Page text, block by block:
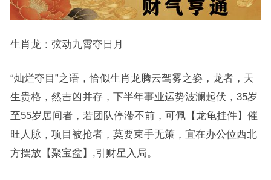
生肖龙：弦动九霄夺日月
“灿烂夺目”之语，恰似生肖龙腾云驾雾之姿，龙者，天
生贵格，然吉凶并存，下半年事业运势波澜起伏，35岁
至55岁居间者，若团队停滞不前，可佩【龙龟挂件】催
旺人脉，项目被抢者，莫要束手无策，宜在办公位西北
方摆放【聚宝盆】,引财星入局。